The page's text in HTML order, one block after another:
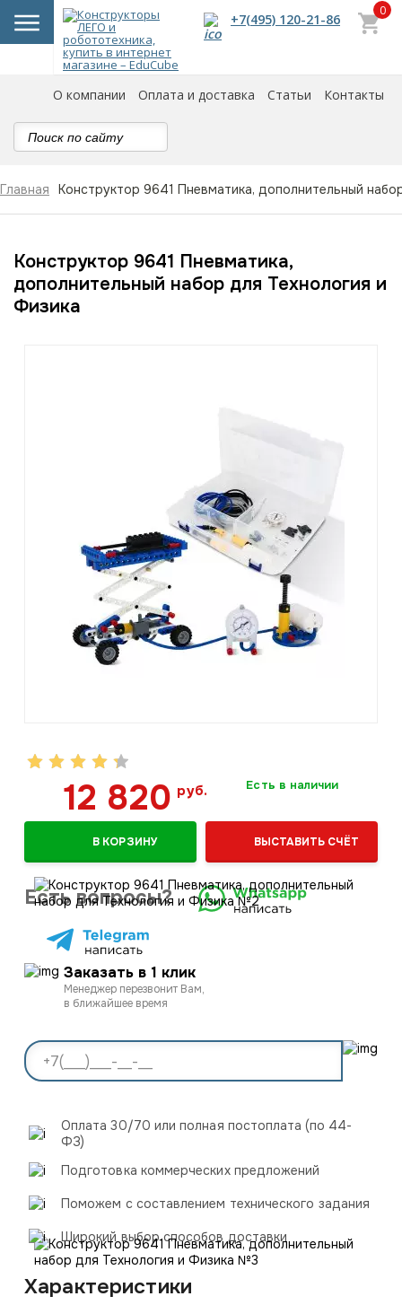
+7(495) 120-21-86
0
О компании Оплата и доставка Статьи Контакты
Главная Конструктор 9641 Пневмaтика, дополнительный
Конструктор 9641 Пневмaтика,
дополнительный набор для Технология и
Физика
12 820руб. Есть в наличии
В КОРЗИНУ ВЫСТАВИТЬ СЧЁТ
Есть вопросы?
Заказать в 1 клик
Менеджер перезвонит Вам,
в ближайшее время
Оплата 30/70 или полная постоплата (по 44-
ФЗ)
Подготовка коммерческих предложений
Поможем с составлением технического задания
Широкий выбор способов доставки
Характеристики